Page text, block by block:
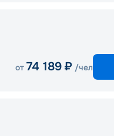
от 74 189 ₽ /чел